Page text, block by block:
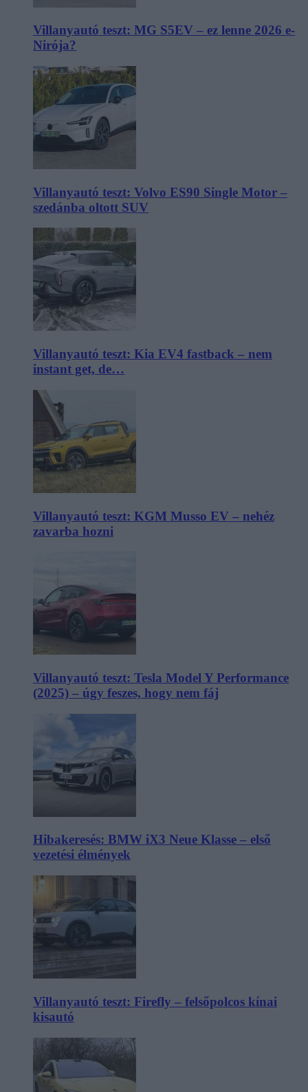
Villanyautó teszt: MG S5EV – ez lenne 2026 e-
Nirója?
Villanyautó teszt: Volvo ES90 Single Motor –
szedánba oltott SUV
Villanyautó teszt: Kia EV4 fastback – nem
instant get, de…
Villanyautó teszt: KGM Musso EV – nehéz
zavarba hozni
Villanyautó teszt: Tesla Model Y Performance
(2025) – úgy feszes, hogy nem fáj
Hibakeresés: BMW iX3 Neue Klasse – első
vezetési élmények
Villanyautó teszt: Firefly – felsőpolcos kínai
kisautó